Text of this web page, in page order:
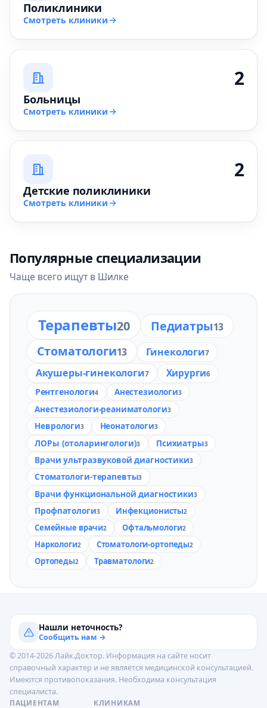
Поликлиники
Смотреть клиники
2
Больницы
Смотреть клиники
2
Детские поликлиники
Смотреть клиники
Популярные специализации
Чаще всего ищут в Шилке
Терапевты20 Педиатры13
Стоматологи13 Гинекологи7
Акушеры-гинекологи7 Хирурги6
Рентгенологи4 Анестезиологи3
Анестезиологи-реаниматологи3
Неврологи3 Неонатологи3
ЛОРы (отоларингологи)3 Психиатры3
Врачи ультразвуковой диагностики3
Стоматологи-терапевты3
Врачи функциональной диагностики3
Профпатологи3 Инфекционисты2
Семейные врачи2 Офтальмологи2
Наркологи2 Стоматологи-ортопеды2
Ортопеды2 Травматологи2
Нашли неточность?
Сообщить нам →
© 2014-2026 Лайк.Доктор. Информация на сайте носит
справочный характер и не является медицинской консультацией.
Имеются противопоказания. Необходима консультация
специалиста.
ПАЦИЕНТАМ
КЛИНИКАМ